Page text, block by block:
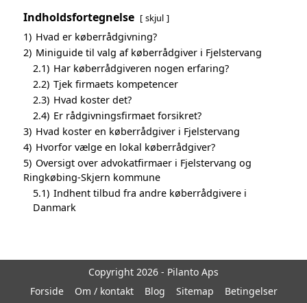
Indholdsfortegnelse skjul
1) Hvad er køberrådgivning?
2) Miniguide til valg af køberrådgiver i Fjelstervang
2.1) Har køberrådgiveren nogen erfaring?
2.2) Tjek firmaets kompetencer
2.3) Hvad koster det?
2.4) Er rådgivningsfirmaet forsikret?
3) Hvad koster en køberrådgiver i Fjelstervang
4) Hvorfor vælge en lokal køberrådgiver?
5) Oversigt over advokatfirmaer i Fjelstervang og
Ringkøbing-Skjern kommune
5.1) Indhent tilbud fra andre køberrådgivere i
Danmark
Copyright 2026 - Pilanto Aps
Forside
Om / kontakt Blog Sitemap Betingelser